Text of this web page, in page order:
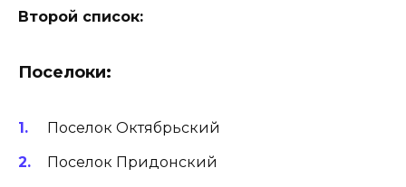
Второй список:
Поселоки:
Поселок Октябрьский
Поселок Придонский